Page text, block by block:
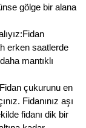
gölge bir alana
erken saatlerde
mantıklı
çukurunu en
Fidanınız aşı
fidanı dik bir